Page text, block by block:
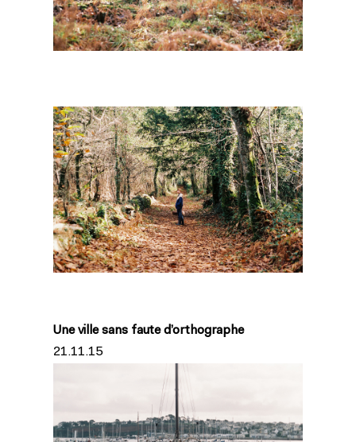
Une ville sans faute d’orthographe
21.11.15